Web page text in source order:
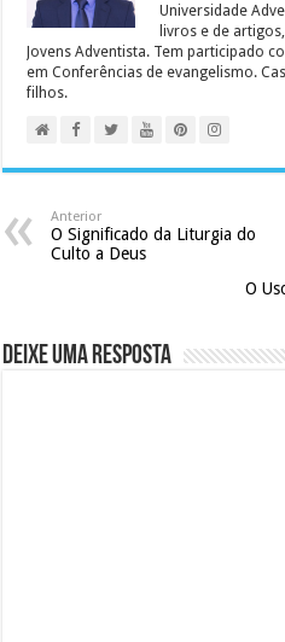
Universidade
livros e de
Jovens Adventista. Tem participado
em Conferências de evangelismo.
filhos.
Anterior
O Significado da Liturgia do
Culto a Deus
O
Deixe uma resposta